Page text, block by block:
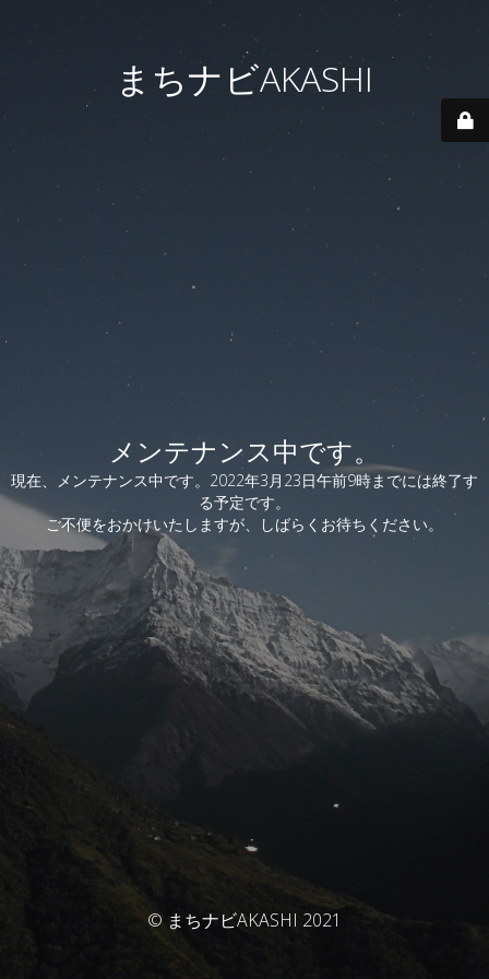
まちナビAKASHI
メンテナンス中です。
現在、メンテナンス中です。2022年3月23日午前9時までには終了す
る予定です。
ご不便をおかけいたしますが、しばらくお待ちください。
© まちナビAKASHI 2021